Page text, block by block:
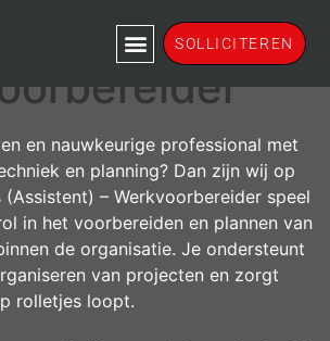
SOLLICITEREN
–
en nauwkeurige professional met
en planning? Dan zijn wij op
– Werkvoorbereider speel
in het voorbereiden en plannen van
de organisatie. Je ondersteunt
van projecten en zorgt
rolletjes loopt.